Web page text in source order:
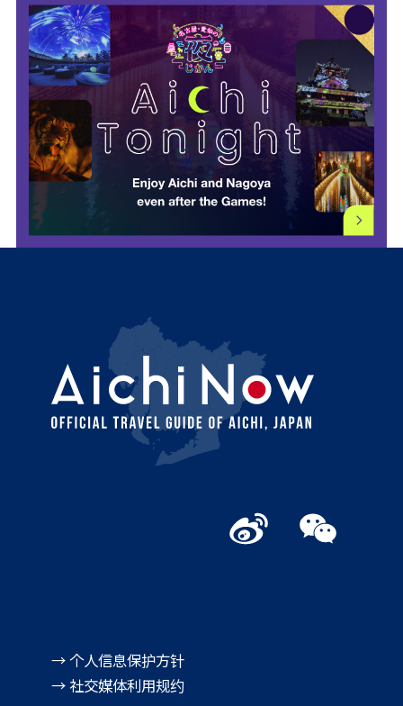
→ 个人信息保护方针
→ 社交媒体利用规约